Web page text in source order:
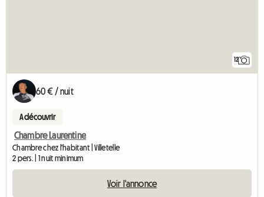
12
60 € / nuit
A découvrir
Chambre Laurentine
Chambre chez l'habitant | Villetelle
2 pers. | 1 nuit minimum
Voir l'annonce